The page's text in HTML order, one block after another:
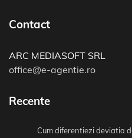
Contact
ARC MEDIASOFT SRL
office@e-agentie.ro
Recente
Cum diferentiezi deviatia